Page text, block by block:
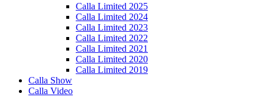
Calla Limited 2025
Calla Limited 2024
Calla Limited 2023
Calla Limited 2022
Calla Limited 2021
Calla Limited 2020
Calla Limited 2019
Calla Show
Calla Video